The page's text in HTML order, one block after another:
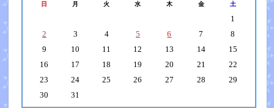
日 月 火 水 木 金 土
1
2
3 4 5 6 7
8
9
10 11 12 13 14
15
16
17 18 19 20 21
22
23
24 25 26 27 28
29
30
31